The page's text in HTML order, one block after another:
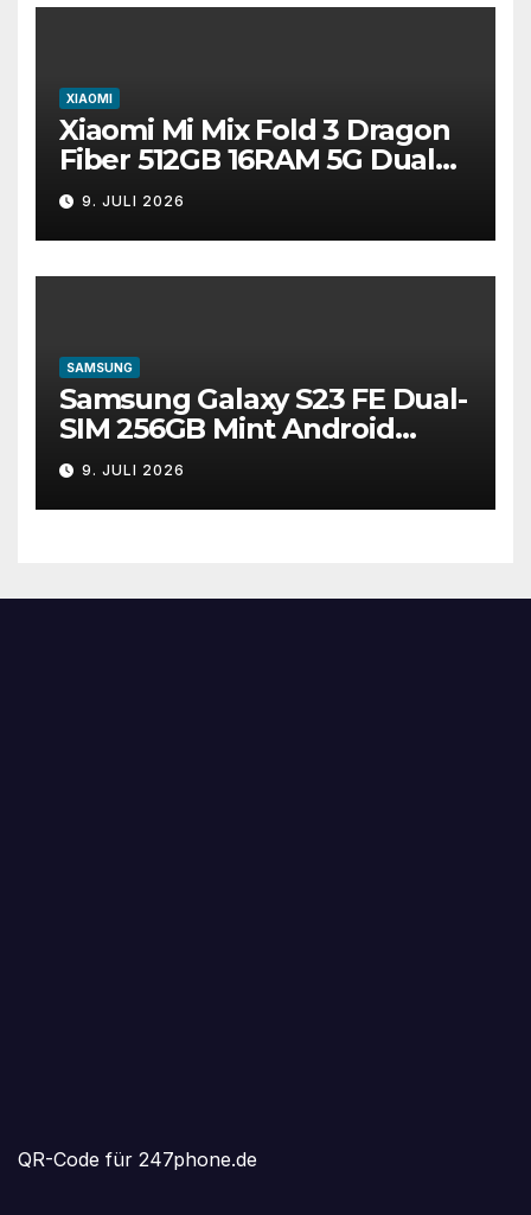
XIAOMI
Xiaomi Mi Mix Fold 3 Dragon
Fiber 512GB 16RAM 5G Dual
SIM entsperrt Smartphone
9. JULI 2026
SAMSUNG
Samsung Galaxy S23 FE Dual-
SIM 256GB Mint Android
Smartphone gut
9. JULI 2026
QR-Code für 247phone.de